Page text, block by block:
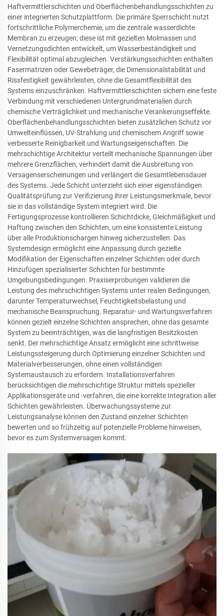
Haftvermittlerschichten und Oberflächenbehandlungsschichten zu
einer integrierten Schutzplattform. Die primäre Sperrschicht nutzt
fortschrittliche Polymerchemie, um die zentrale wasserdichte
Membran zu erzeugen; diese ist mit gezielten Molmassen und
Vernetzungsdichten entwickelt, um Wasserbeständigkeit und
Flexibilität optimal abzugleichen. Verstärkungsschichten enthalten
Fasermatrizen oder Gewebeträger, die Dimensionalstabilität und
Rissfestigkeit gewährleisten, ohne die Gesamtflexibilität des
Systems einzuschränken. Haftvermittlerschichten sichern eine feste
Verbindung mit verschiedenen Untergrundmaterialien durch
chemische Verträglichkeit und mechanische Verankerungseffekte.
Oberflächenbehandlungsschichten bieten zusätzlichen Schutz vor
Umwelteinflüssen, UV-Strahlung und chemischem Angriff sowie
verbesserte Reinigbarkeit und Wartungseigenschaften. Die
mehrschichtige Architektur verteilt mechanische Spannungen über
mehrere Grenzflächen, verhindert damit die Ausbreitung von
Versagenserscheinungen und verlängert die Gesamtlebensdauer
des Systems. Jede Schicht unterzieht sich einer eigenständigen
Qualitätsprüfung zur Verifizierung ihrer Leistungsmerkmale, bevor
sie in das vollständige System integriert wird. Die
Fertigungsprozesse kontrollieren Schichtdicke, Gleichmäßigkeit und
Haftung zwischen den Schichten, um eine konsistente Leistung
über alle Produktionschargen hinweg sicherzustellen. Das
Systemdesign ermöglicht eine Anpassung durch gezielte
Modifikation der Eigenschaften einzelner Schichten oder durch
Hinzufügen spezialisierter Schichten für bestimmte
Umgebungsbedingungen. Praxiserprobungen validieren die
Leistung des mehrschichtigen Systems unter realen Bedingungen,
darunter Temperaturwechsel, Feuchtigkeitsbelastung und
mechanische Beanspruchung. Reparatur- und Wartungsverfahren
können gezielt einzelne Schichten ansprechen, ohne das gesamte
System zu beeinträchtigen, was die langfristigen Besitzkosten
senkt. Der mehrschichtige Ansatz ermöglicht eine schrittweise
Leistungssteigerung durch Optimierung einzelner Schichten und
Materialverbesserungen, ohne einen vollständigen
Systemaustausch zu erfordern. Installationsverfahren
berücksichtigen die mehrschichtige Struktur mittels spezieller
Applikationsgeräte und -verfahren, die eine korrekte Integration aller
Schichten gewährleisten. Überwachungssysteme zur
Leistungsanalyse können den Zustand einzelner Schichten
bewerten und so frühzeitig auf potenzielle Probleme hinweisen,
bevor es zum Systemversagen kommt.